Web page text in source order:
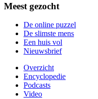
Meest gezocht
De online puzzel
De slimste mens
Een huis vol
Nieuwsbrief
Overzicht
Encyclopedie
Podcasts
Video